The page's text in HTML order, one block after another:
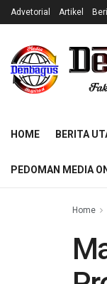
Advetorial Artikel
HOME BERITA
PEDOMAN MEDIA
Home